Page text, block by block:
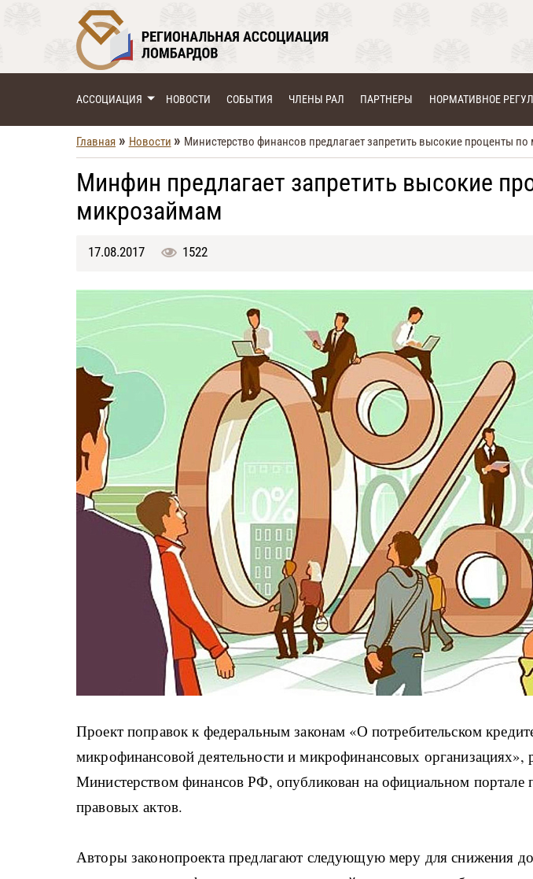
АССОЦИАЦИЯ НОВОСТИ СОБЫТИЯ ЧЛЕНЫ РАЛ ПАРТНЕРЫ НОРМАТИВНОЕ
Главная » Новости » Министерство финансов предлагает запретить высокие проценты
Минфин предлагает запретить высокие
микрозаймам
17.08.2017 1522
Проект поправок к федеральным законам «О потребительском
микрофинансовой деятельности и микрофинансовых организациях»,
Министерством финансов РФ, опубликован на официальном портале
правовых актов.
Авторы законопроекта предлагают следующую меру для снижения